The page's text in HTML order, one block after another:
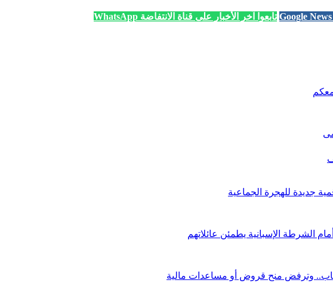
تابعوا آخر الأخبار على قناة الانتفاضة WhatsApp
جديدة للهجرة الجماعية
الشرطة الإسبانية يطمئن عائلاتهم
وترفض منح قروض أو مساعدات مالية